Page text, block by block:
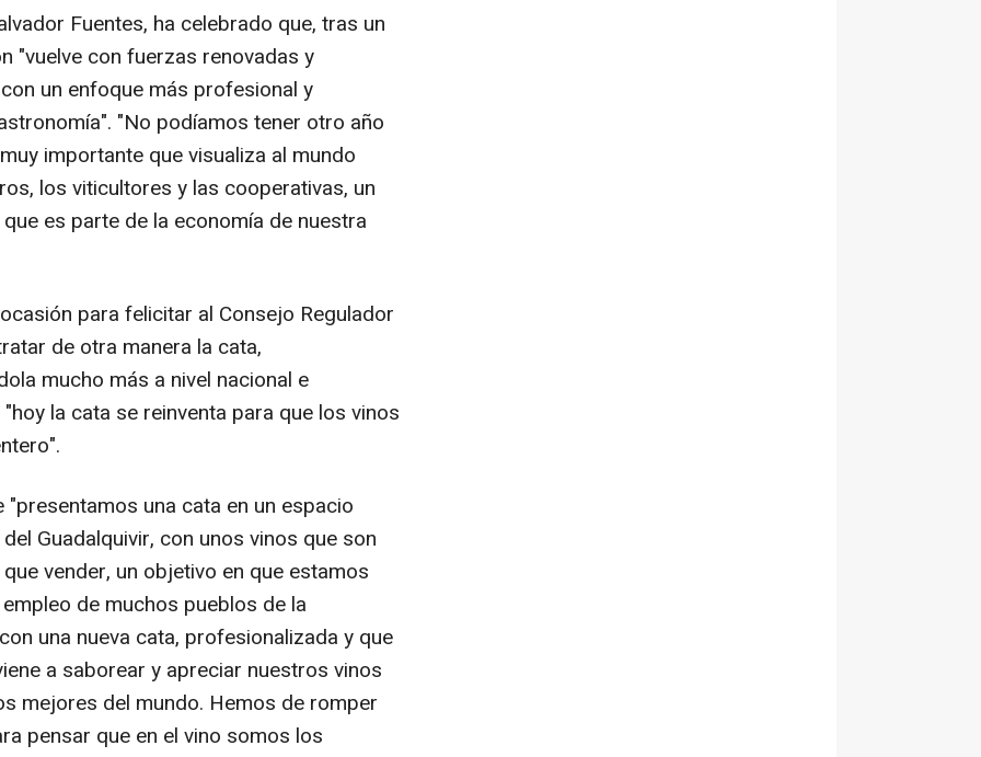
Fuentes, ha celebrado que, tras un
"vuelve con fuerzas renovadas y
un enfoque más profesional y
"No podíamos tener otro año
importante que visualiza al mundo
los viticultores y las cooperativas, un
es parte de la economía de nuestra
para felicitar al Consejo Regulador
de otra manera la cata,
mucho más a nivel nacional e
la cata se reinventa para que los vinos
una cata en un espacio
Guadalquivir, con unos vinos que son
vender, un objetivo en que estamos
de muchos pueblos de la
una nueva cata, profesionalizada y que
a saborear y apreciar nuestros vinos
mejores del mundo. Hemos de romper
pensar que en el vino somos los